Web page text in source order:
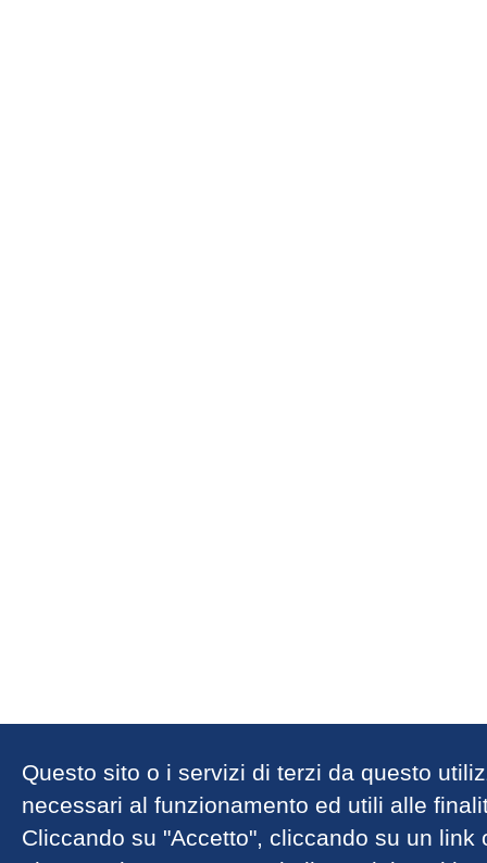
Questo sito o i servizi di terzi da questo
necessari al funzionamento ed utili alle
Cliccando su "Accetto", cliccando su un